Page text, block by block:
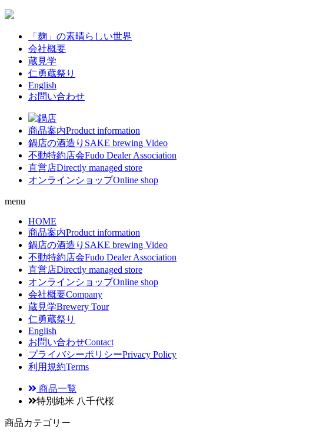
「麹」の素晴らしい世界
会社概要
蔵見学
仁勇蔵祭り
English
お問い合わせ
商品案内Product information
鍋店の酒造り SAKE brewing Video
不動特約店会Fudo Dealer Association
直営店Directly managed store
オンラインショップOnline shop
menu
HOME
商品案内Product information
鍋店の酒造り SAKE brewing Video
不動特約店会Fudo Dealer Association
直営店Directly managed store
オンラインショップOnline shop
会社概要Company
蔵見学Brewery Tour
仁勇蔵祭り
English
お問い合わせContact
プライバシーポリシーPrivacy Policy
利用規約Terms
商品一覧
特別純米 八千代桜
商品カテゴリー